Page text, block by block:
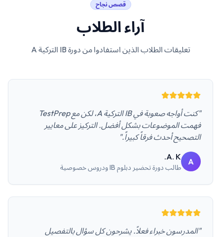
قصص نجاح
آراء الطلاب
تعليقات الطلاب الذين استفادوا من دورة IB التركية A
"كنت أواجه صعوبة في IB التركية A، لكن مع TestPrep
فهمت الموضوعات بشكل أفضل. التركيز على معايير
التصحيح أحدث فرقاً كبيراً."
A
A. K.
طالب دورة تحضير دبلوم IB ودروس خصوصية
"المدرسون خبراء فعلاً. يشرحون كل سؤال بالتفصيل